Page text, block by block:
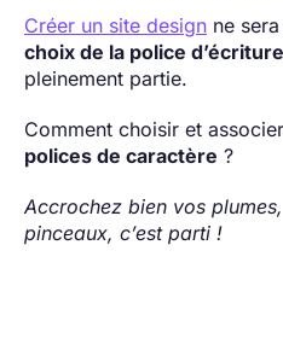
Créer un site design ne
choix de la police d’écriture
pleinement partie.
Comment choisir et
polices de caractère ?
Accrochez bien vos
pinceaux, c’est parti !